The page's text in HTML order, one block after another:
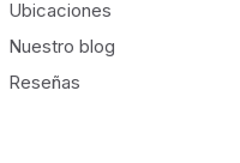
Ubicaciones
Nuestro blog
Reseñas